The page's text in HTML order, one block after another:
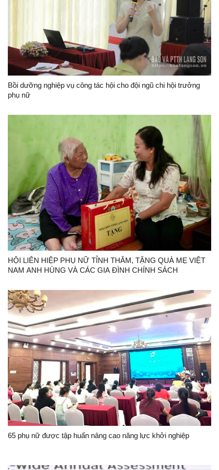
Bồi dưỡng nghiệp vụ công tác hội cho đội ngũ chi hội trưởng
phụ nữ
HỘI LIÊN HIỆP PHỤ NỮ TỈNH THĂM, TẶNG QUÀ MẸ VIỆT
NAM ANH HÙNG VÀ CÁC GIA ĐÌNH CHÍNH SÁCH
65 phụ nữ được tập huấn nâng cao năng lực khởi nghiệp